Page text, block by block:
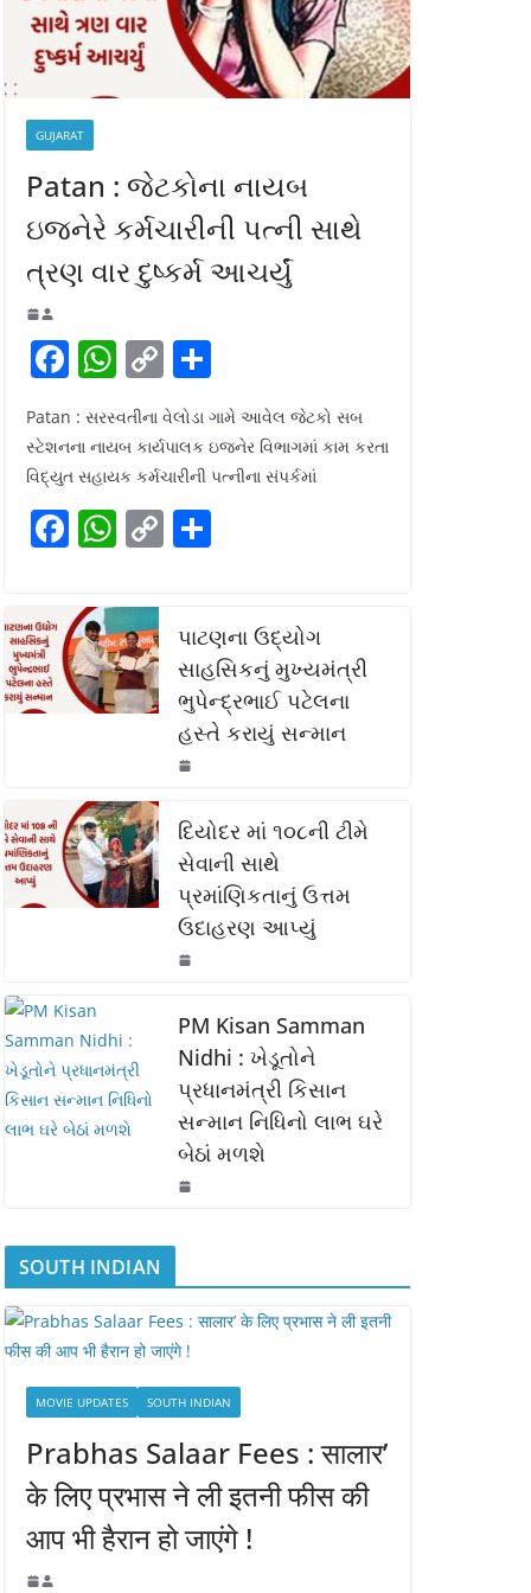
GUJARAT
Patan : જેટકોના નાયબ
ઇજનેરે કર્મચારીની પત્ની સાથે
ત્રણ વાર દુષ્કર્મ આચર્યું
F
c
e
b
o
k
W
h
at
s
A
p
C
o
p
y
Li
n
h
ar
e
Patan : સરસ્વતીના વેલોડા ગામે આવેલ જેટકો સબ
સ્ટેશનના નાયબ કાર્યપાલક ઇજનેર વિભાગમાં કામ કરતા
વિદ્યુત સહાયક કર્મચારીની પત્નીના સંપર્કમાં
F
c
e
b
o
k
W
at
s
A
p
C
y
Li
n
k
e
પાટણના ઉદ્યોગ
સાહસિકનું મુખ્યમંત્રી
ભુપેન્દ્રભાઈ પટેલના
હસ્તે કરાયું સન્માન
દિયોદર માં ૧૦૮ની ટીમે
સેવાની સાથે
પ્રમાંણિકતાનું ઉત્તમ
ઉદાહરણ આપ્યું
PM Kisan Samman
Nidhi : ખેડૂતોને
પ્રધાનમંત્રી કિસાન
સન્માન નિધિનો લાભ ઘરે
બેઠાં મળશે
SOUTH INDIAN
MOVIE UPDATES SOUTH INDIAN
Prabhas Salaar Fees : सालार’
के लिए प्रभास ने ली इतनी फीस की
आप भी हैरान हो जाएंगे !